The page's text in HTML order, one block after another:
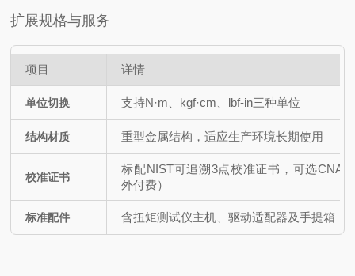
扩展规格与服务
项目 详情
单位切换 支持N·m、kgf·cm、lbf-in三种单位
结构材质 重型金属结构，适应生产环境长期使用
校准证书
标配NIST可追溯3点校准证书，可选
外付费）
标准配件 含扭矩测试仪主机、驱动适配器及手提箱